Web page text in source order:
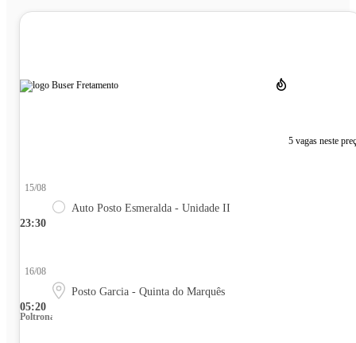
5 vagas neste
23:30
15/08
Auto Posto Esmeralda - Unidade II
05:20
16/08
Posto Garcia - Quinta do Marquês
Poltrona